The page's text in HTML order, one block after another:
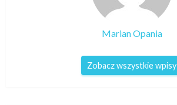
Marian Opania
Zobacz wszystkie wpisy